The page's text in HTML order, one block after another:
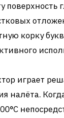
поверхность
корку
играет
налёта.